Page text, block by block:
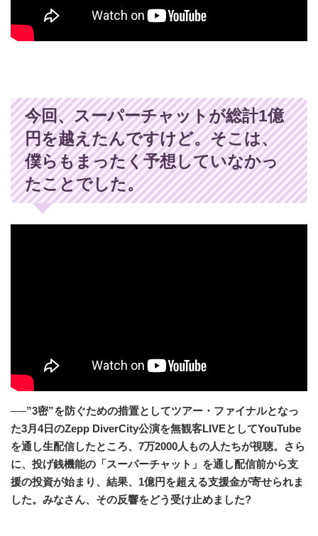
今回、スーパーチャットが総計1億
円を越えたんですけど。そこは、
僕らもまったく予想していなかっ
たことでした。
──”3密”を防ぐための措置としてツアー・ファイナルとなっ
た3月4日のZepp DiverCity公演を無観客LIVEとしてYouTube
を通し生配信したところ、7万2000人もの人たちが視聴。さら
に、投げ銭機能の「スーパーチャット」を通し配信前から支
援の投資が始まり、結果、1億円を超える支援金が寄せられま
した。みなさん、その反響をどう受け止めました?